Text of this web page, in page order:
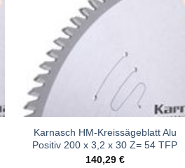
Karnasch HM-Kreissägeblatt Alu
Positiv 200 x 3,2 x 30 Z= 54 TFP
140,29 €